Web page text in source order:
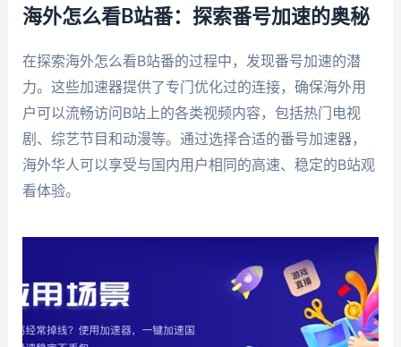
海外怎么看B站番：探索番号加速的奥秘
在探索海外怎么看B站番的过程中，发现番号加速的潜
力。这些加速器提供了专门优化过的连接，确保海外用
户可以流畅访问B站上的各类视频内容，包括热门电视
剧、综艺节目和动漫等。通过选择合适的番号加速器，
海外华人可以享受与国内用户相同的高速、稳定的B站观
看体验。